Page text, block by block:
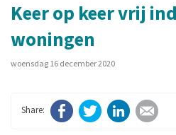
Keer op keer vrij
woningen
woensdag 16 december 2020
FacebookTwitter LinkedIn